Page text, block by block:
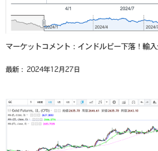
マーケットコメント：インドルピー下落！輸
最新： 2024年12月27日